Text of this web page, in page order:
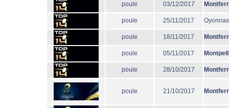
poule 03/12/2017
poule 25/11/2017 Oyonnax
poule 18/11/2017
poule 05/11/2017
poule 28/10/2017
poule 21/10/2017